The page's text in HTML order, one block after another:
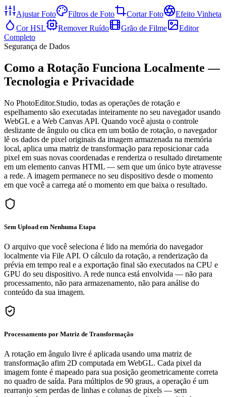
Ajustar Foto Filtros de Foto Cortar Foto
Efeito Vinheta
Cor HSL
Remover Ruído Grão de Filme
Editor
Completo
Segurança de Dados
Como a Rotação Funciona Localmente —
Tecnologia e Privacidade
No PhotoEditor.Studio, todas as operações de rotação e
espelhamento são executadas inteiramente no seu navegador usando
WebGL e a Web Canvas API. Quando você ajusta o controle
deslizante de ângulo ou clica em um botão de rotação, o navegador
lê os dados de pixel originais da imagem armazenada na memória
local, aplica uma matriz de transformação para reposicionar cada
pixel em suas novas coordenadas e renderiza o resultado diretamente
em um elemento canvas HTML — sem que um único byte atravesse
a rede. A imagem permanece no seu dispositivo desde o momento
em que você a carrega até o momento em que baixa o resultado.
Sem Upload em Nenhuma Etapa
O arquivo que você seleciona é lido na memória do navegador
localmente via File API. O cálculo da rotação, a renderização da
prévia em tempo real e a exportação final são executados na CPU e
GPU do seu dispositivo. A rede nunca está envolvida — não para
processamento, não para armazenamento, não para análise do
conteúdo da sua imagem.
Processamento por Matriz de Transformação
A rotação em ângulo livre é aplicada usando uma matriz de
transformação afim 2D computada em WebGL. Cada pixel da
imagem fonte é mapeado para sua posição geometricamente correta
no quadro de saída. Para múltiplos de 90 graus, a operação é um
rearranjo sem perdas de linhas e colunas de pixels — sem